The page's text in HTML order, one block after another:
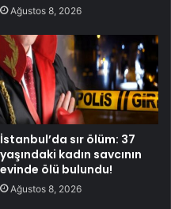
Ağustos 8, 2026
İstanbul’da sır ölüm: 37
yaşındaki kadın savcının
evinde ölü bulundu!
Ağustos 8, 2026